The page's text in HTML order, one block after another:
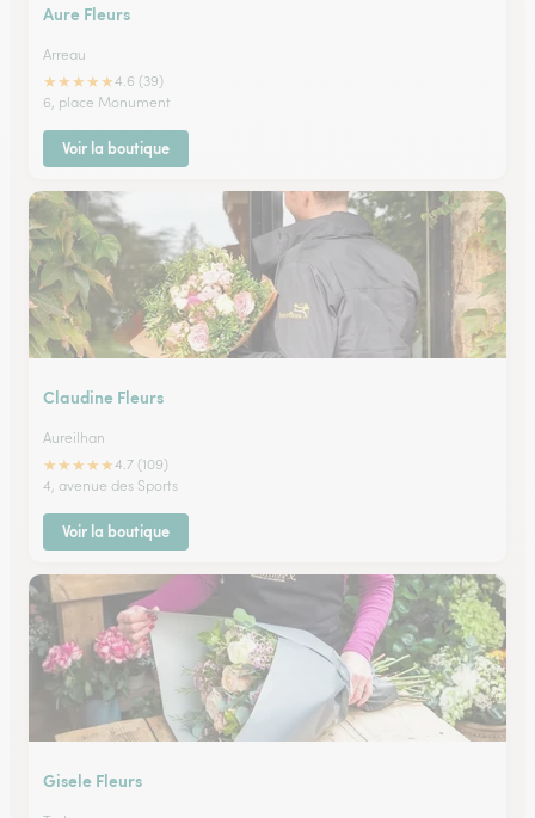
Aure Fleurs
Arreau
★★★★★4.6 (39)
6, place Monument
Voir la boutique
Claudine Fleurs
Aureilhan
★★★★★4.7 (109)
4, avenue des Sports
Voir la boutique
Gisele Fleurs